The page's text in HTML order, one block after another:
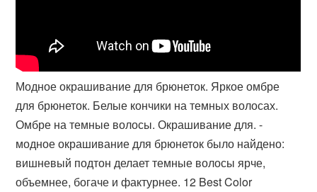
Модное окрашивание для брюнеток. Яркое омбре
для брюнеток. Белые кончики на темных волосах.
Омбре на темные волосы. Окрашивание для. -
модное окрашивание для брюнеток было найдено:
вишневый подтон делает темные волосы ярче,
объемнее, богаче и фактурнее. 12 Best Color